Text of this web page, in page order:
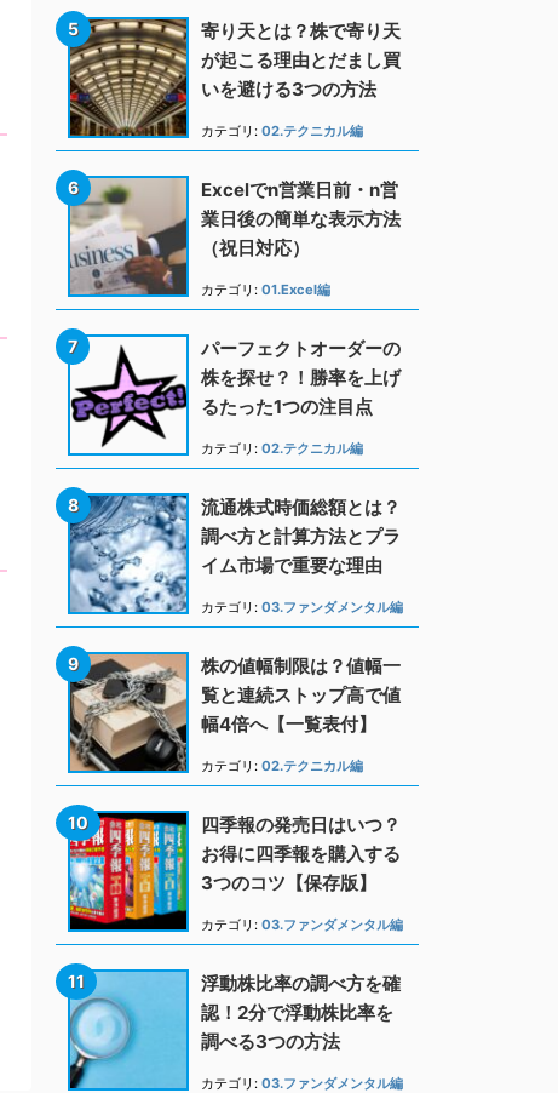
寄り天とは？株で寄り天
が起こる理由とだまし買
いを避ける3つの方法
カテゴリ: 02.テクニカル編
Excelでn営業日前・n営
業日後の簡単な表示方法
（祝日対応）
カテゴリ: 01.Excel編
パーフェクトオーダーの
株を探せ？！勝率を上げ
るたった1つの注目点
カテゴリ: 02.テクニカル編
流通株式時価総額とは？
調べ方と計算方法とプラ
イム市場で重要な理由
カテゴリ: 03.ファンダメンタル編
株の値幅制限は？値幅一
覧と連続ストップ高で値
幅4倍へ【一覧表付】
カテゴリ: 02.テクニカル編
四季報の発売日はいつ？
お得に四季報を購入する
3つのコツ【保存版】
カテゴリ: 03.ファンダメンタル編
浮動株比率の調べ方を確
認！2分で浮動株比率を
調べる3つの方法
カテゴリ: 03.ファンダメンタル編